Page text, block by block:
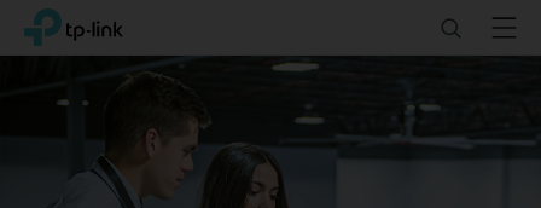
ClickTP-Link, Reliably Smart SearchMenu